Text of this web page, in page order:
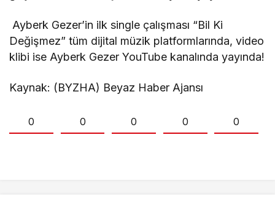
Ayberk Gezer’in ilk single çalışması “Bil Ki
Değişmez” tüm dijital müzik platformlarında, video
klibi ise Ayberk Gezer YouTube kanalında yayında!
Kaynak: (BYZHA) Beyaz Haber Ajansı
0 0 0 0 0